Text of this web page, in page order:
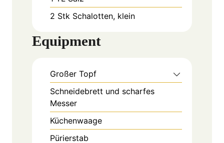
2 Stk Schalotten, klein
Equipment
Großer Topf
Schneidebrett und scharfes
Messer
Küchenwaage
Pürierstab